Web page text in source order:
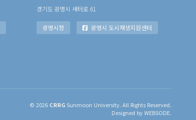
경기도 광명시 새터로 61
광명시청 광명시 도시재생지원센터
© 2026 CRRG Sunmoon University. All Rights Reserved.
Designed by WEBSODE.